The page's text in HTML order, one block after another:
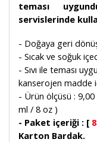
teması
servislerinde
- Doğaya geri
- Sıcak ve soğuk
- Sıvı ile teması
kanserojen madde
- Ürün ölçüsü : 9,00
ml / 8 oz )
- Paket içeriği : [
Karton Bardak.